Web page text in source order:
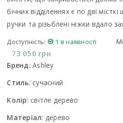
бічних відділеннях є по дві
ручки та різьблені ніжки вдало
Доступність: 1 в наявності
73 050 грн
Бренд:Ashley
Стиль: сучасний
Колір: світле дерево
Матеріал: дерево